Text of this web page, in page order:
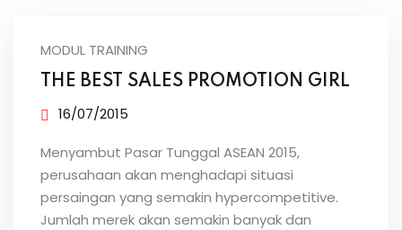
MODUL TRAINING
THE BEST SALES PROMOTION GIRL
16/07/2015
Menyambut Pasar Tunggal ASEAN 2015,
perusahaan akan menghadapi situasi
persaingan yang semakin hypercompetitive.
Jumlah merek akan semakin banyak dan